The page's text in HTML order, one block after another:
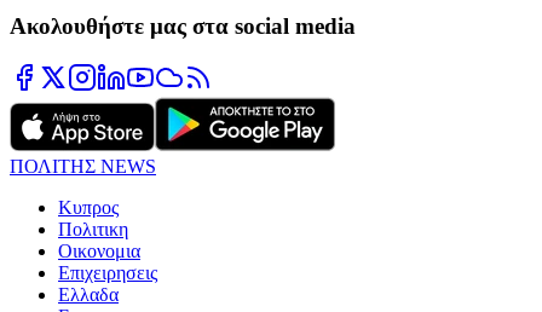
Ακολουθήστε μας στα social media
ΠΟΛΙΤΗΣ NEWS
Κυπρος
Πολιτικη
Οικονομια
Επιχειρησεις
Ελλαδα